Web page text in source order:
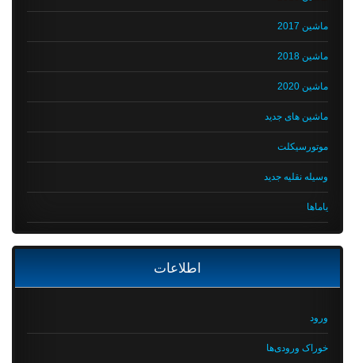
ماشین 2017
ماشین 2018
ماشین 2020
ماشین های جدید
موتورسیکلت
وسیله نقلیه جدید
یاماها
اطلاعات
ورود
خوراک ورودی‌ها